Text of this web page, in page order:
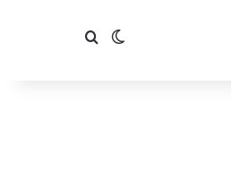
تغییر پوسته